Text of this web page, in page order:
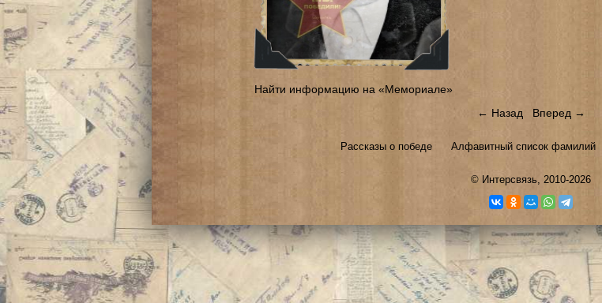
Найти информацию на «Мемориале»
← Назад Вперед →
Рассказы о победе Алфавитный список фамилий
© Интерсвязь, 2010-2026